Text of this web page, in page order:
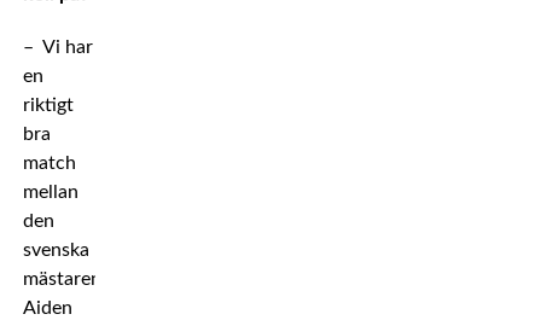
– Vi har
en
riktigt
bra
match
mellan
den
svenska
mästaren
Aiden